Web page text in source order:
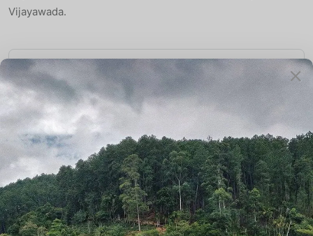
Vijayawada.
Book Now
Nombre*
Email*